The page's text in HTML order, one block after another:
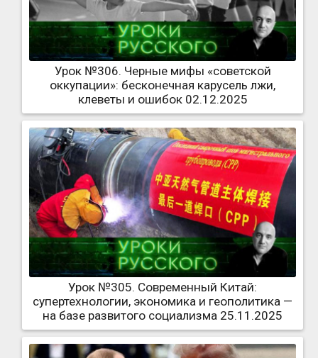
Урок №306. Черные мифы «советской
оккупации»: бесконечная карусель лжи,
клеветы и ошибок 02.12.2025
Урок №305. Современный Китай:
супертехнологии, экономика и геополитика —
на базе развитого социализма 25.11.2025